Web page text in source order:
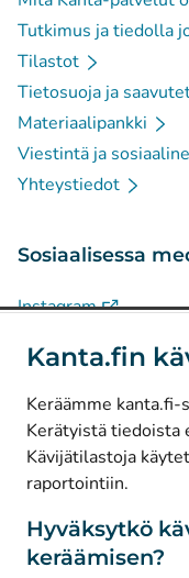
Kanta.fin
Keräämme
Kerätyistä tiedoista
Kävijätilastoja
raportointiin.
Hyväksytkö
keräämisen?
Tutkimus ja tiedolla
Tilastot
Tietosuoja ja
Materiaalipankki
Viestintä ja
Yhteystiedot
Sosiaalisessa
Instagram(Avautuu
Facebook(Avautuu
© Kanta-Palvelut,
Tietosuoja
Tietoa sivustosta
Saavutettavuus